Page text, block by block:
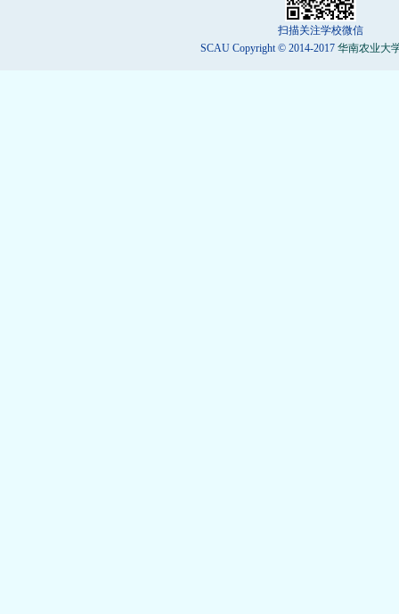
扫描关注学校微信
SCAU Copyright © 2014-2017 华南农业大